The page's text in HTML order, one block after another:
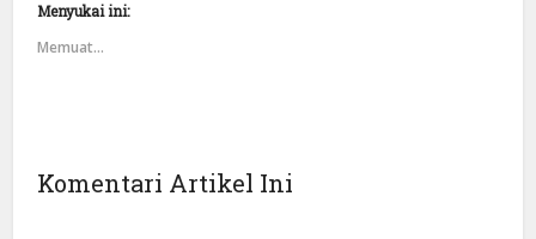
Menyukai ini:
Memuat...
Komentari Artikel Ini